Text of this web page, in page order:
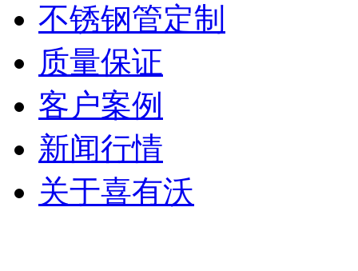
不锈钢管定制
质量保证
客户案例
新闻行情
关于喜有沃